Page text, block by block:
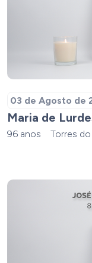
03 de Agosto de
Maria de
96 anos Torres